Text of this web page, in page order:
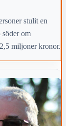
stulit en
om
miljoner kronor.